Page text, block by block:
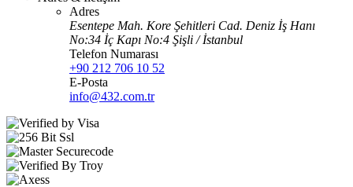
Adres
Esentepe Mah. Kore Şehitleri Cad. Deniz İş Hanı
No:34 İç Kapı No:4 Şişli / İstanbul
Telefon Numarası
+90 212 706 10 52
E-Posta
info@432.com.tr